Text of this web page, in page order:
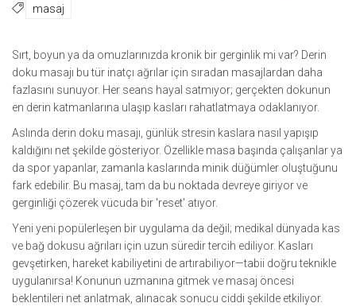
masaj
Sırt, boyun ya da omuzlarınızda kronik bir gerginlik mi var? Derin
doku masajı bu tür inatçı ağrılar için sıradan masajlardan daha
fazlasını sunuyor. Her seans hayal satmıyor; gerçekten dokunun
en derin katmanlarına ulaşıp kasları rahatlatmaya odaklanıyor.
Aslında derin doku masajı, günlük stresin kaslara nasıl yapışıp
kaldığını net şekilde gösteriyor. Özellikle masa başında çalışanlar ya
da spor yapanlar, zamanla kaslarında minik düğümler oluştuğunu
fark edebilir. Bu masaj, tam da bu noktada devreye giriyor ve
gerginliği çözerek vücuda bir 'reset' atıyor.
Yeni yeni popülerleşen bir uygulama da değil; medikal dünyada kas
ve bağ dokusu ağrıları için uzun süredir tercih ediliyor. Kasları
gevşetirken, hareket kabiliyetini de artırabiliyor—tabii doğru teknikle
uygulanırsa! Konunun uzmanına gitmek ve masaj öncesi
beklentileri net anlatmak, alınacak sonucu ciddi şekilde etkiliyor.